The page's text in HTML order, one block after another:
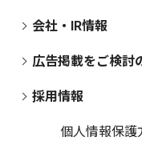
会社・IR情報
広告掲載をご検討
採用情報
個人情報保護